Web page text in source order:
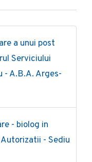
a unui post
Serviciului
- A.B.A. Arges-
- biolog in
- Sediu